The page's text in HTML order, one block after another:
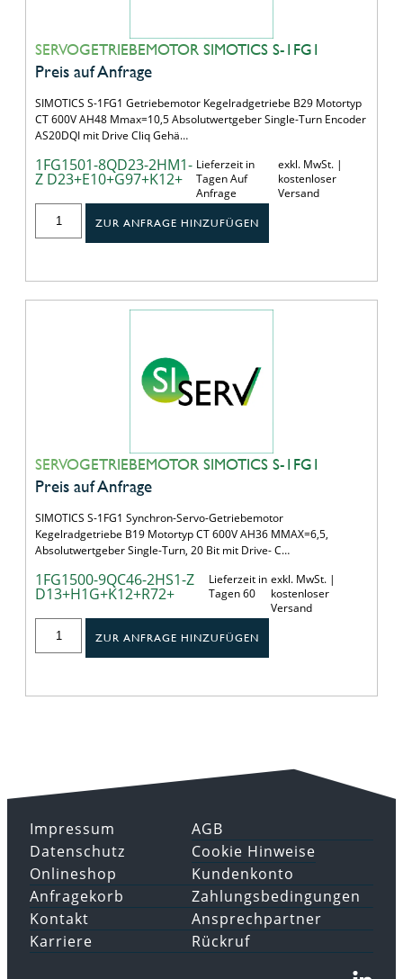
SERVOGETRIEBEMOTOR SIMOTICS S-1FG1
Preis auf Anfrage
SIMOTICS S-1FG1 Getriebemotor Kegelradgetriebe B29 Motortyp
CT 600V AH48 Mmax=10,5 Absolutwertgeber Single-Turn Encoder
AS20DQI mit Drive Cliq Gehä…
1FG1501-8QD23-2HM1-
Z D23+E10+G97+K12+
Lieferzeit in
Tagen Auf
Anfrage
exkl. MwSt. |
kostenloser
Versand
ZUR ANFRAGE HINZUFÜGEN
SERVOGETRIEBEMOTOR SIMOTICS S-1FG1
Preis auf Anfrage
SIMOTICS S-1FG1 Synchron-Servo-Getriebemotor
Kegelradgetriebe B19 Motortyp CT 600V AH36 MMAX=6,5,
Absolutwertgeber Single-Turn, 20 Bit mit Drive- C…
1FG1500-9QC46-2HS1-Z
D13+H1G+K12+R72+
Lieferzeit in
Tagen 60
exkl. MwSt. |
kostenloser
Versand
ZUR ANFRAGE HINZUFÜGEN
Impressum
Datenschutz
AGB
Cookie Hinweise
Onlineshop
Anfragekorb
Kundenkonto
Zahlungsbedingungen
Kontakt
Karriere
Ansprechpartner
Rückruf